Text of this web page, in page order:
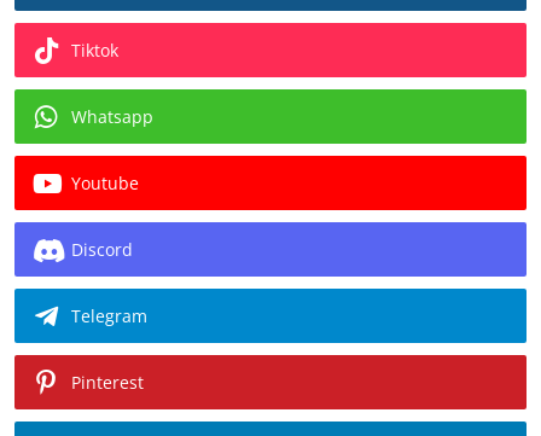
Tiktok
Whatsapp
Youtube
Discord
Telegram
Pinterest